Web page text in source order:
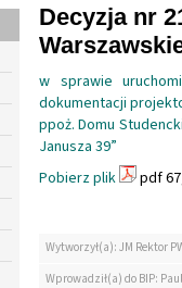
Decyzja nr
w sprawie
dokumentacji
ppoż. Domu
Janusza 39”
Pobierz plik
pdf
Wytworzył(a): JM Rektor
Wprowadził(a) do BIP: